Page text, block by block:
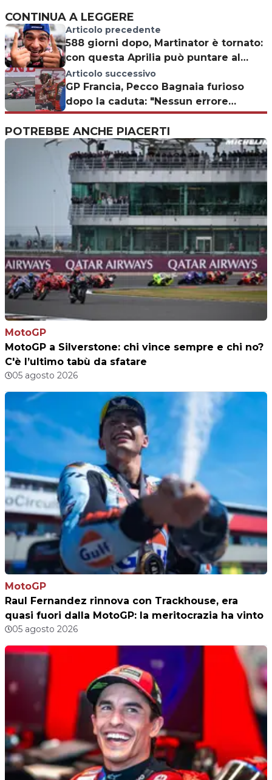
CONTINUA A LEGGERE
Articolo precedente
588 giorni dopo, Martinator è tornato:
con questa Aprilia può puntare al
mondiale
Articolo successivo
GP Francia, Pecco Bagnaia furioso
dopo la caduta: "Nessun errore
umano"
POTREBBE ANCHE PIACERTI
MotoGP
MotoGP a Silverstone: chi vince sempre e chi no?
C'è l’ultimo tabù da sfatare
05 agosto 2026
MotoGP
Raul Fernandez rinnova con Trackhouse, era
quasi fuori dalla MotoGP: la meritocrazia ha vinto
05 agosto 2026